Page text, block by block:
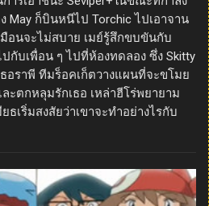
May ก็บินหนีไป Torchic ไปเอาจาน
อนจะไม่สบาย เมย์รู้สึกขบขันกับ
กับเพื่อน ๆ ไปที่ห้องทดลอง ซึ่ง Skitty
อราพี ทีมร็อคเก็ตวางแผนที่จะขโมย
ะตกหลุมรักเธอ เหล่าฮีโร่พยายาม
เริ่มสงสัยว่าเขาจะทำอย่างไรกับ